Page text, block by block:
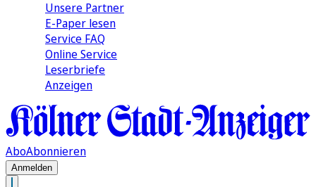
Unsere Partner
E-Paper lesen
Service FAQ
Online Service
Leserbriefe
Anzeigen
AboAbonnieren
Anmelden